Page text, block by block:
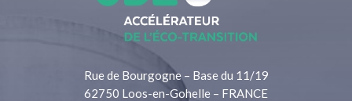
Rue de Bourgogne – Base du 11/19
62750 Loos-en-Gohelle – FRANCE